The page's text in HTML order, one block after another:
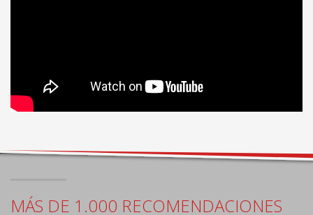
MÁS DE 1.000 RECOMENDACIONES